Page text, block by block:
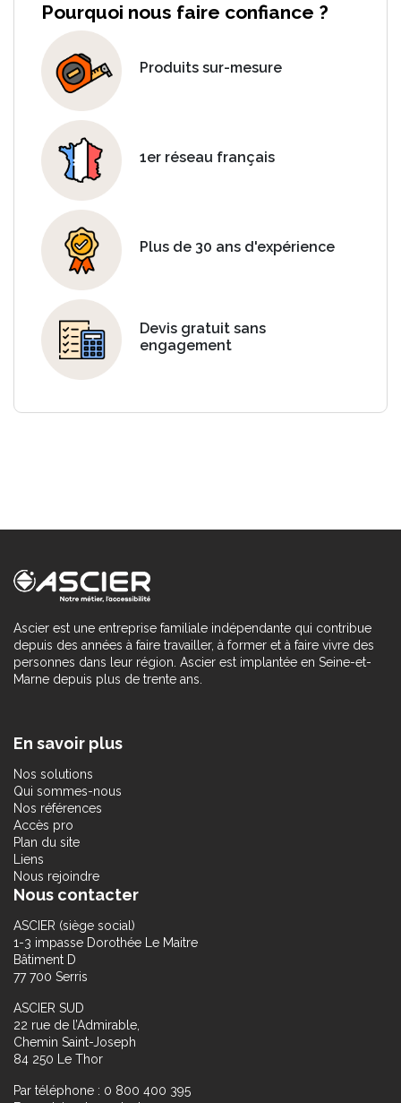
Pourquoi nous faire confiance ?
Produits sur-mesure
1er réseau français
Plus de 30 ans d'expérience
Devis gratuit sans
engagement
Ascier est une entreprise familiale indépendante qui contribue
depuis des années à faire travailler, à former et à faire vivre des
personnes dans leur région. Ascier est implantée en Seine-et-
Marne depuis plus de trente ans.
En savoir plus
Nos solutions
Qui sommes-nous
Nos références
Accès pro
Plan du site
Liens
Nous rejoindre
Nous contacter
ASCIER (siège social)
1-3 impasse Dorothée Le Maitre
Bâtiment D
77 700 Serris
ASCIER SUD
22 rue de l’Admirable,
Chemin Saint-Joseph
84 250 Le Thor
Par téléphone : 0 800 400 395